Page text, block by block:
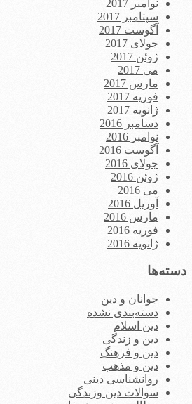
نوامبر 2017
سپتامبر 2017
آگوست 2017
جولای 2017
ژوئن 2017
می 2017
مارس 2017
فوریه 2017
ژانویه 2017
دسامبر 2016
نوامبر 2016
آگوست 2016
جولای 2016
ژوئن 2016
می 2016
آوریل 2016
مارس 2016
فوریه 2016
ژانویه 2016
دسته‌ها
جوانان و دین
دسته‌بندی نشده
دین اسلام
دین و زندگی
دین و فرهنگ
دین و مذهب
روانشناسی دینی
سوالات دین وزندگی